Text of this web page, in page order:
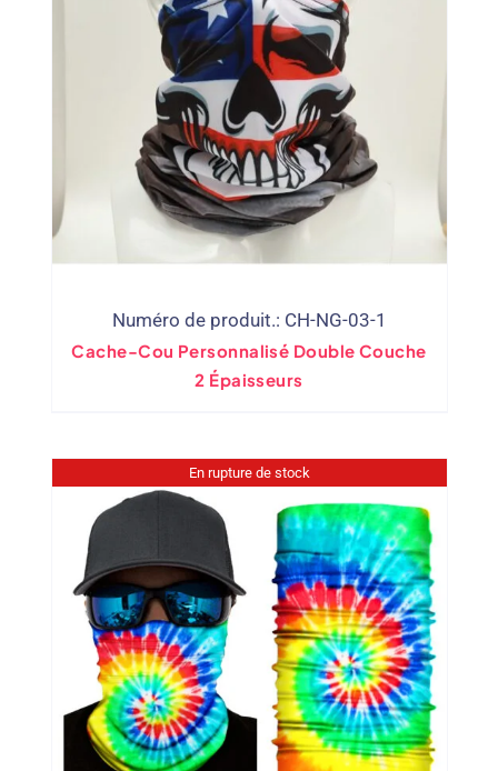
Numéro de produit.: CH-NG-03-1
Cache-Cou Personnalisé Double Couche
2 Épaisseurs
En rupture de stock